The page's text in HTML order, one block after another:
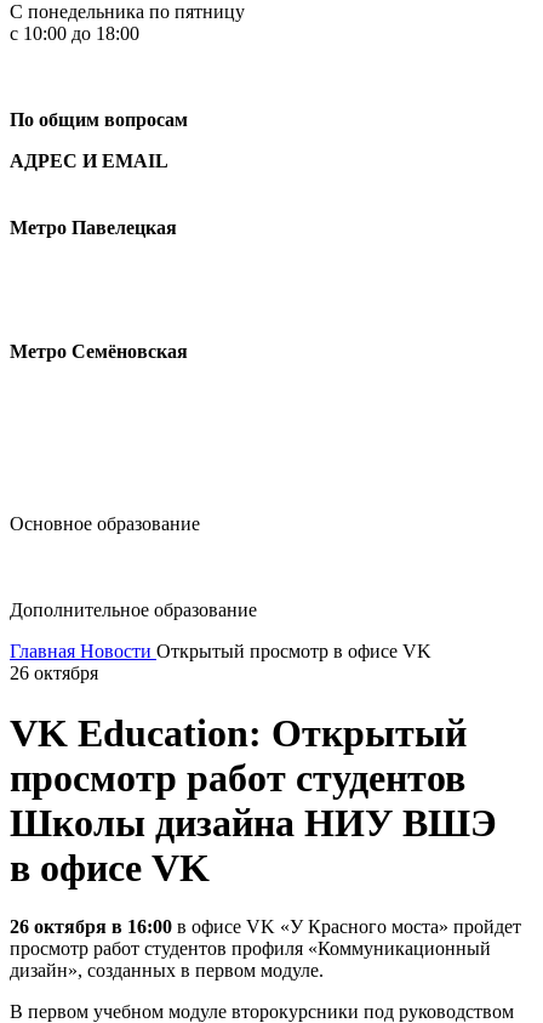
С понедельника по пятницу
с 10:00 до 18:00
По общим вопросам
АДРЕС И EMAIL
Метро Павелецкая
Метро Семёновская
Основное образование
Дополнительное образование
Главная Новости Открытый просмотр в офисе VK
26 октября
VK Education: Открытый
просмотр работ студентов
Школы дизайна НИУ ВШЭ
в офисе VK
26 октября в 16:00 в офисе VK «У Красного моста» пройдет
просмотр работ студентов профиля «Коммуникационный
дизайн», созданных в первом модуле.
В первом учебном модуле второкурсники под руководством